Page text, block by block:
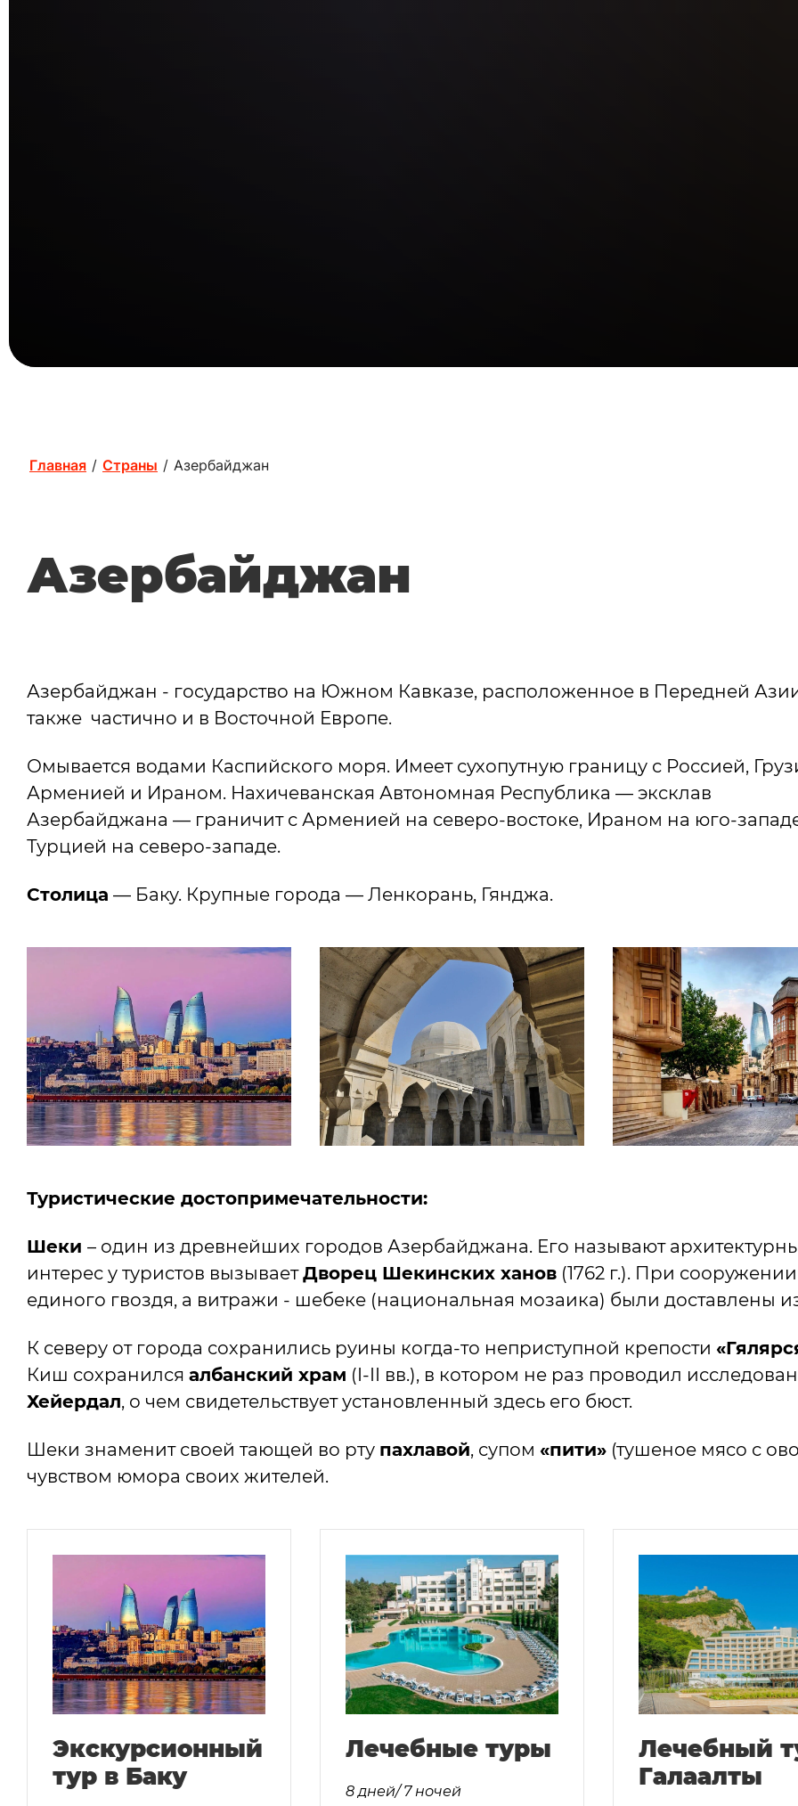
Главная / Страны / Азербайджан
Азербайджан
Азербайджан - государство на Южном Кавказе, расположенное в Передней
также частично и в Восточной Европе.
Омывается водами Каспийского моря. Имеет сухопутную границу с Россией,
Арменией и Ираном. Нахичеванская Автономная Республика — эксклав
Азербайджана — граничит с Арменией на северо-востоке, Ираном на юго-
Турцией на северо-западе.
Столица — Баку. Крупные города — Ленкорань, Гянджа.
Туристические достопримечательности:
Шеки – один из древнейших городов Азербайджана. Его называют
интерес у туристов вызываетДворец Шекинских ханов (1762 г.). При
единого гвоздя, а витражи - шебеке (национальная мозаика) были доставлены
К северу от города сохранились руины когда-то неприступной крепости
Киш сохранился албанский храм (I-II вв.), в котором не раз проводил
Хейердал, о чем свидетельствует установленный здесь его бюст.
Шеки знаменит своей тающей во рту пахлавой, супом «пити» (тушеное мясо с
чувством юмора своих жителей.
Экскурсионный
тур в Баку
Лечебные туры
8 дней/ 7 ночей
Лечебный
Галаалты